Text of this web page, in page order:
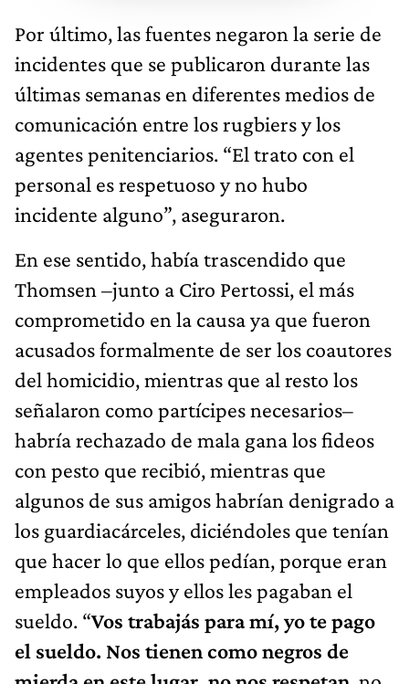
Por último, las fuentes negaron la serie de
incidentes que se publicaron durante las
últimas semanas en diferentes medios de
comunicación entre los rugbiers y los
agentes penitenciarios. “El trato con el
personal es respetuoso y no hubo
incidente alguno”, aseguraron.
En ese sentido, había trascendido que
Thomsen –junto a Ciro Pertossi, el más
comprometido en la causa ya que fueron
acusados formalmente de ser los coautores
del homicidio, mientras que al resto los
señalaron como partícipes necesarios–
habría rechazado de mala gana los fideos
con pesto que recibió, mientras que
algunos de sus amigos habrían denigrado a
los guardiacárceles, diciéndoles que tenían
que hacer lo que ellos pedían, porque eran
empleados suyos y ellos les pagaban el
sueldo. “Vos trabajás para mí, yo te pago
el sueldo. Nos tienen como negros de